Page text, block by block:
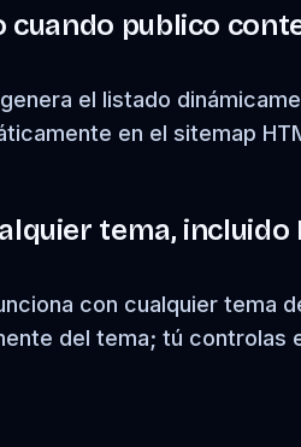
cuando publico
el listado
en el sitemap
tema, incluido
con cualquier tema
del tema; tú controlas